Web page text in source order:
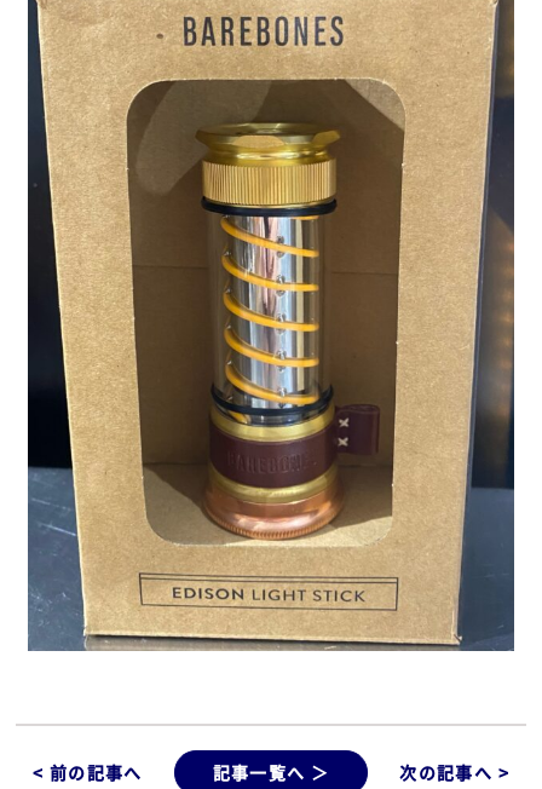
< 前の記事へ 記事一覧へ ＞ 次の記事へ >